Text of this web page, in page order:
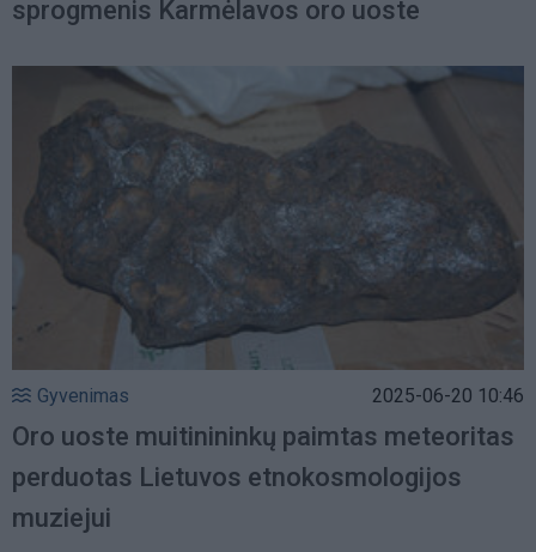
sprogmenis Karmėlavos oro uoste
Gyvenimas 2025-06-20 10:46
Oro uoste muitinininkų paimtas meteoritas
perduotas Lietuvos etnokosmologijos
muziejui